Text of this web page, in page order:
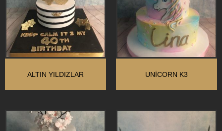
ALTIN YILDIZLAR UNİCORN K3